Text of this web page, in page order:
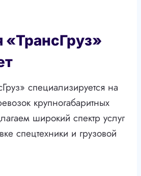
специализируется на
крупногабаритных
широкий спектр услуг
спецтехники и грузовой